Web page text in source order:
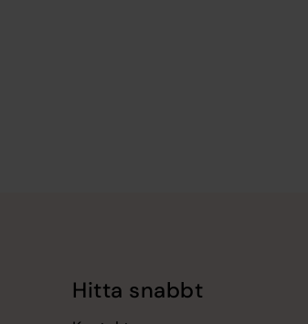
Hitta snabbt